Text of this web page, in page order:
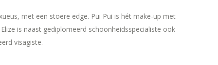
met een stoere edge. Pui Pui is hét make-up met
is naast gediplomeerd schoonheidsspecialiste ook
visagiste.